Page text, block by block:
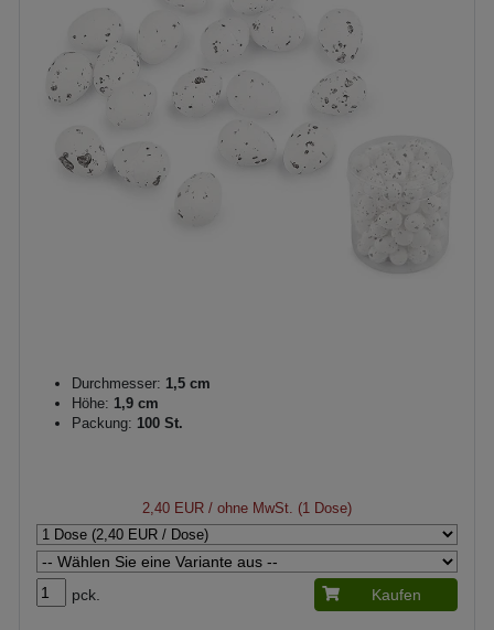
Durchmesser: 1,5 cm
Höhe: 1,9 cm
Packung: 100 St.
2,40 EUR / ohne MwSt. (1 Dose)
pck. Kaufen